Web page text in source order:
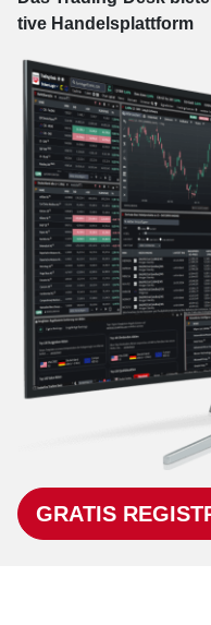
tive Han­dels­platt­form
GRATIS